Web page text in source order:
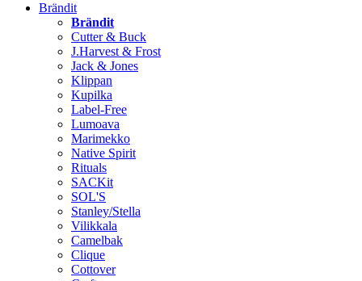
Brändit
Brändit
Cutter & Buck
J.Harvest & Frost
Jack & Jones
Klippan
Kupilka
Label-Free
Lumoava
Marimekko
Native Spirit
Rituals
SACKit
SOL'S
Stanley/Stella
Vilikkala
Camelbak
Clique
Cottover